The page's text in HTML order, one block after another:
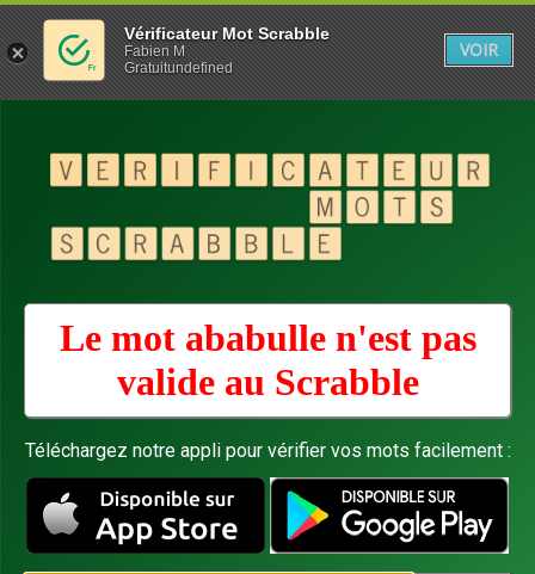
Le mot ababulle n'est pas
valide au Scrabble
Téléchargez notre appli pour vérifier vos mots facilement :
Vérificateur Mot Scrabble
Fabien M
Gratuitundefined
VOIR